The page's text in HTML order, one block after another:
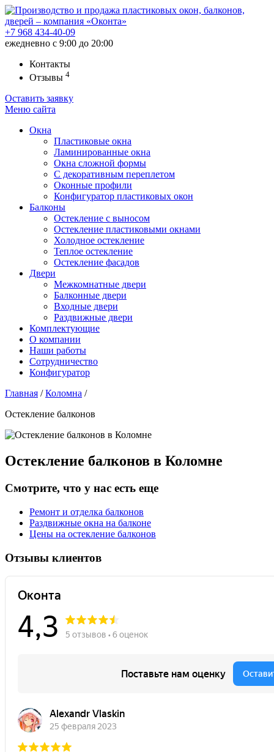
+7 968 434-40-09
ежедневно с 9:00 до 20:00
Контакты
Отзывы 4
Оставить заявку
Меню сайта
Окна
Пластиковые окна
Ламинированные окна
Окна сложной формы
С декоративным переплетом
Оконные профили
Конфигуратор пластиковых окон
Балконы
Остекление с выносом
Остекление пластиковыми окнами
Холодное остекление
Теплое остекление
Остекление фасадов
Двери
Межкомнатные двери
Балконные двери
Входные двери
Раздвижные двери
Комплектующие
О компании
Наши работы
Сотрудничество
Конфигуратор
Главная / Коломна /
Остекление балконов
Остекление балконов в Коломне
Смотрите, что у нас есть еще
Ремонт и отделка балконов
Раздвижные окна на балконе
Цены на остекление балконов
Отзывы клиентов